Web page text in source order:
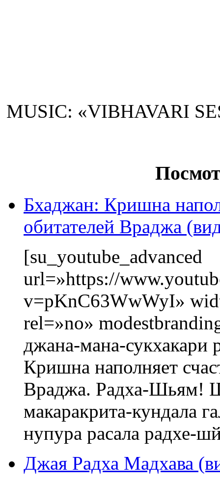
MUSIC: «VIBHAVARI
Бхаджан: Кришна
обитателей Враджа
[su_youtube_advanced
url=»https://
v=pKnC63WwWyI»
rel=»no»
джана-мана-
Кришна наполняет
Враджа. Радха-Шьям!
макаракрита-кундала
нупура расала радхе-
Джая Радха Мадхава